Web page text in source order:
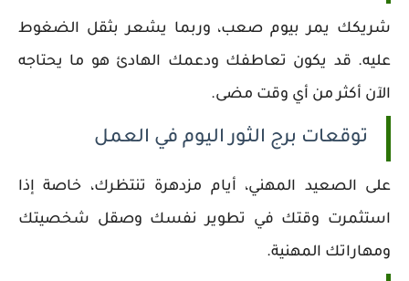
شريكك يمر بيوم صعب، وربما يشعر بثقل الضغوط
عليه. قد يكون تعاطفك ودعمك الهادئ هو ما يحتاجه
الآن أكثر من أي وقت مضى.
توقعات برج الثور اليوم في العمل
على الصعيد المهني، أيام مزدهرة تنتظرك، خاصة إذا
استثمرت وقتك في تطوير نفسك وصقل شخصيتك
ومهاراتك المهنية.